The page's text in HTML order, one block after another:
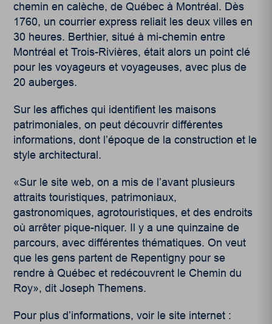
chemin en calèche, de Québec à Montréal. Dès
1760, un courrier express reliait les deux villes en
30 heures. Berthier, situé à mi-chemin entre
Montréal et Trois-Rivières, était alors un point clé
pour les voyageurs et voyageuses, avec plus de
20 auberges.
Sur les affiches qui identifient les maisons
patrimoniales, on peut découvrir différentes
informations, dont l’époque de la construction et le
style architectural.
«Sur le site web, on a mis de l’avant plusieurs
attraits touristiques, patrimoniaux,
gastronomiques, agrotouristiques, et des endroits
où arrêter pique-niquer. Il y a une quinzaine de
parcours, avec différentes thématiques. On veut
que les gens partent de Repentigny pour se
rendre à Québec et redécouvrent le Chemin du
Roy», dit Joseph Themens.
Pour plus d’informations, voir le site internet :